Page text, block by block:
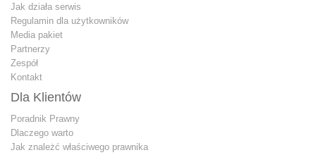
Jak działa serwis
Regulamin dla użytkowników
Media pakiet
Partnerzy
Zespół
Kontakt
Dla Klientów
Poradnik Prawny
Dlaczego warto
Jak znależć właściwego prawnika